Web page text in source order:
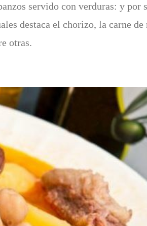
servido con verduras: y por
destaca el chorizo, la carne de
otras.